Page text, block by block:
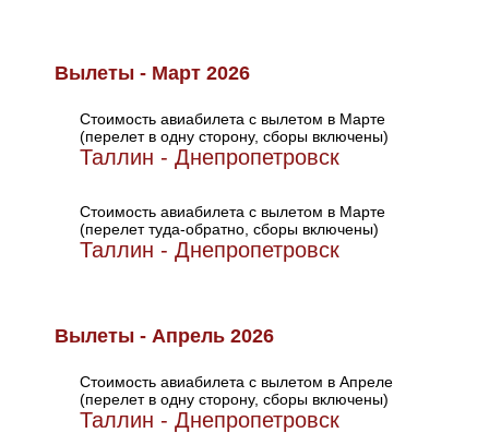
Вылеты - Март 2026
Стоимость авиабилета с вылетом в Марте
(перелет в одну сторону, сборы включены)
Таллин - Днепропетровск
Стоимость авиабилета с вылетом в Марте
(перелет туда-обратно, сборы включены)
Таллин - Днепропетровск
Вылеты - Апрель 2026
Стоимость авиабилета с вылетом в Апреле
(перелет в одну сторону, сборы включены)
Таллин - Днепропетровск